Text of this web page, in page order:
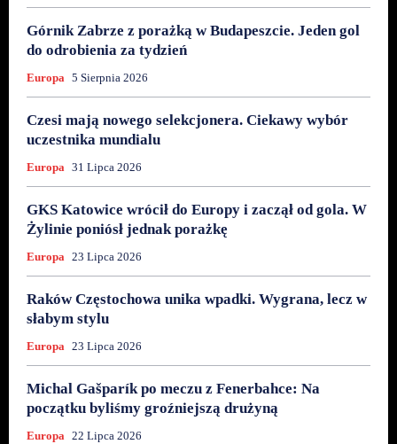
Górnik Zabrze z porażką w Budapeszcie. Jeden gol
do odrobienia za tydzień
Europa 5 Sierpnia 2026
Czesi mają nowego selekcjonera. Ciekawy wybór
uczestnika mundialu
Europa 31 Lipca 2026
GKS Katowice wrócił do Europy i zaczął od gola. W
Żylinie poniósł jednak porażkę
Europa 23 Lipca 2026
Raków Częstochowa unika wpadki. Wygrana, lecz w
słabym stylu
Europa 23 Lipca 2026
Michal Gašparík po meczu z Fenerbahce: Na
początku byliśmy groźniejszą drużyną
Europa 22 Lipca 2026